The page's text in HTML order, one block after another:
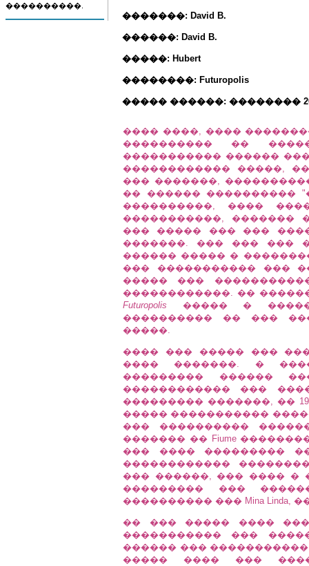
����������.
�������: David B.
������: David B.
�����: Hubert
��������: Futuropolis
����� ������: ��������
���� ����, ����
���������� ��
����������� ������
������������ �����,
��� �������,
�� ������ ����������
����������, ����
�����������, �������
��� ����� ��� ���
�������. ��� ��� ���
������ ����� �
��� ����������� ���
����� ���
������������. ��
Futuropolis ����� �
���������� �� ���
�����.
���� ��� ����� ���
���� �������. �
��������� ������
������������ ���
��������� �������, ��
����� �����������
��� ���������� ������,
������� �� Fiume
��� ���� ���������
������������
��� ������, ��� ���� �
��������� ���
���������� ��� Mina
�� ��� ����� ���� ����
����������� ���
������ ���
����� ���� ���